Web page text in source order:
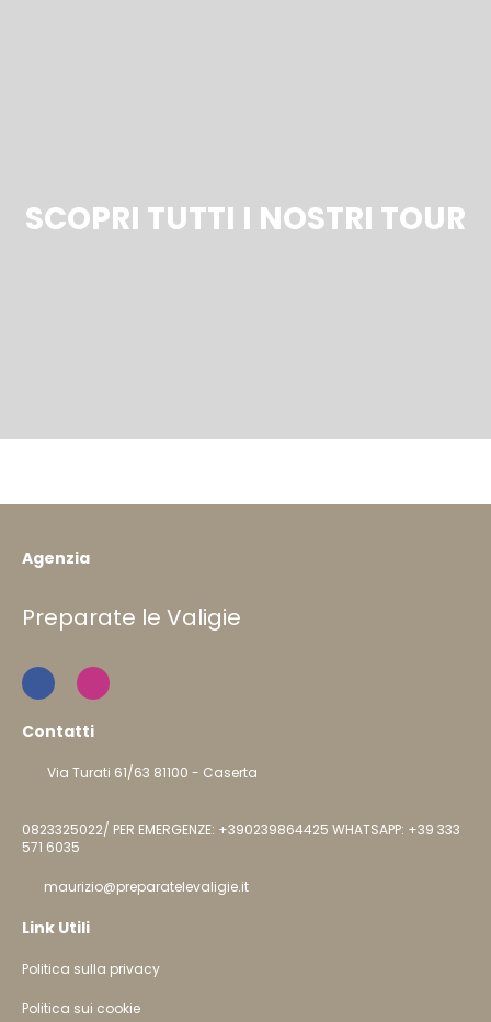
SCOPRI TUTTI I NOSTRI TOUR
Agenzia
Preparate le Valigie
Contatti
Via Turati 61/63 81100 - Caserta
0823325022/ PER EMERGENZE: +390239864425 WHATSAPP: +39 333
571 6035
maurizio@preparatelevaligie.it
Link Utili
Politica sulla privacy
Politica sui cookie